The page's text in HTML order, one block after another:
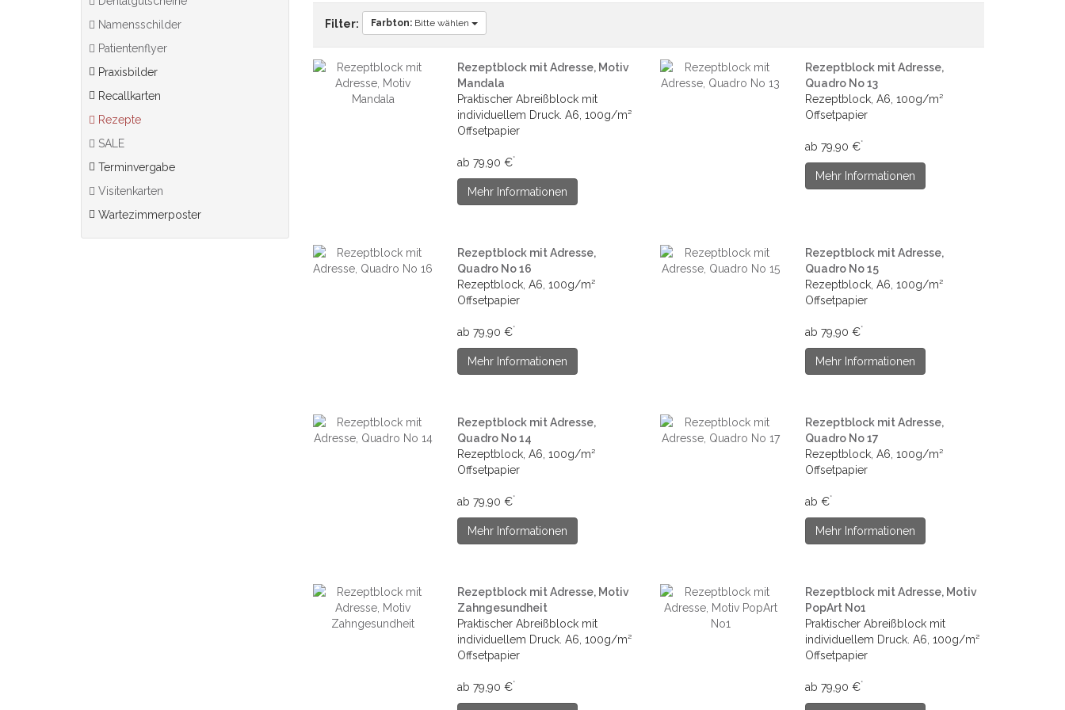
Namensschilder
Patientenflyer
Praxisbilder
Recallkarten
Rezepte
SALE
Terminvergabe
Visitenkarten
Wartezimmerposter
Filter: Farbton: Bitte wählen
Rezeptblock mit Adresse, Motiv
Mandala
Praktischer Abreißblock mit
individuellem Druck. A6, 100g/m²
Offsetpapier
ab 79,90 €*
Mehr Informationen
Rezeptblock mit Adresse,
Quadro No 13
Rezeptblock, A6, 100g/m²
Offsetpapier
ab 79,90 €*
Mehr Informationen
Rezeptblock mit Adresse,
Quadro No 16
Rezeptblock, A6, 100g/m²
Offsetpapier
ab 79,90 €*
Mehr Informationen
Rezeptblock mit Adresse,
Quadro No 15
Rezeptblock, A6, 100g/m²
Offsetpapier
ab 79,90 €*
Mehr Informationen
Rezeptblock mit Adresse,
Quadro No 14
Rezeptblock, A6, 100g/m²
Offsetpapier
ab 79,90 €*
Mehr Informationen
Rezeptblock mit Adresse,
Quadro No 17
Rezeptblock, A6, 100g/m²
Offsetpapier
ab €*
Mehr Informationen
Rezeptblock mit Adresse, Motiv
Zahngesundheit
Praktischer Abreißblock mit
individuellem Druck. A6, 100g/m²
Offsetpapier
ab 79,90 €*
Rezeptblock mit Adresse, Motiv
PopArt No1
Praktischer Abreißblock mit
individuellem Druck. A6, 100g/m²
Offsetpapier
ab 79,90 €*